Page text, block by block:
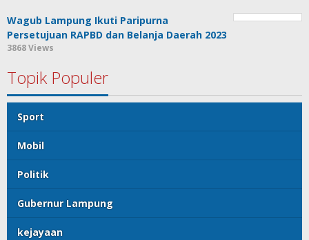
Wagub Lampung Ikuti Paripurna
Persetujuan RAPBD dan Belanja Daerah 2023
3868 Views
Topik Populer
Sport
Mobil
Politik
Gubernur Lampung
kejayaan